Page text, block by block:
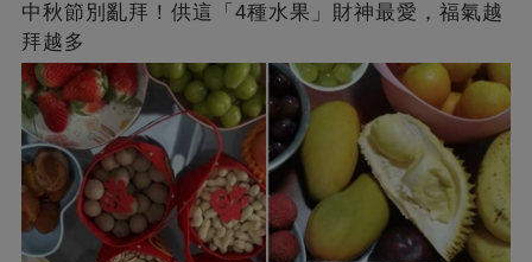
中秋節別亂拜！供這「4種水果」財神最愛，福氣越
拜越多